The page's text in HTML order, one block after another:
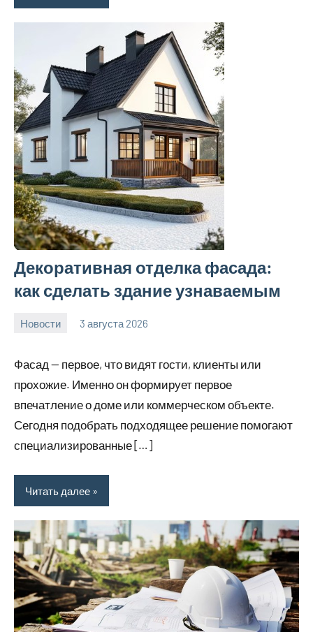
Декоративная отделка фасада:
как сделать здание узнаваемым
Новости 3 августа 2026
Фасад — первое, что видят гости, клиенты или
прохожие. Именно он формирует первое
впечатление о доме или коммерческом объекте.
Сегодня подобрать подходящее решение помогают
специализированные […]
Читать далее